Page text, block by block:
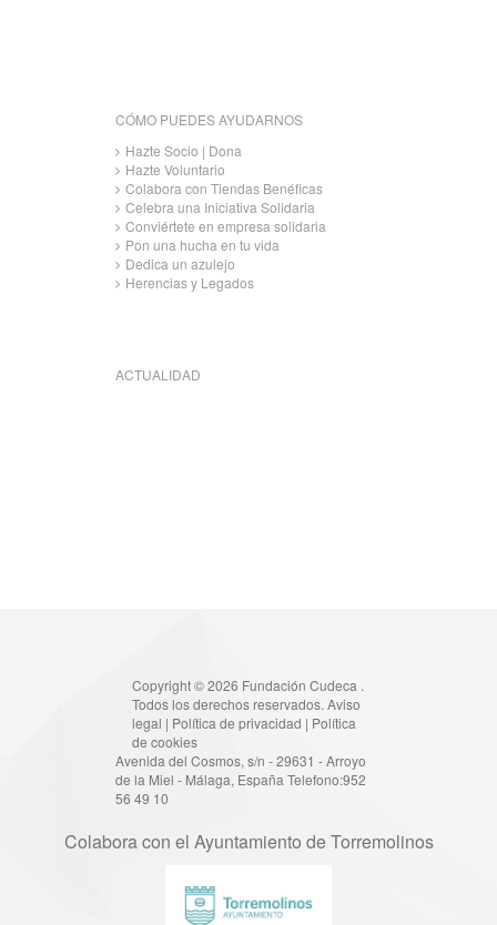
CÓMO PUEDES AYUDARNOS
Hazte Socio | Dona
Hazte Voluntario
Colabora con Tiendas Benéficas
Celebra una Iniciativa Solidaria
Conviértete en empresa solidaria
Pon una hucha en tu vida
Dedica un azulejo
Herencias y Legados
ACTUALIDAD
Copyright © 2026 Fundación Cudeca .
Todos los derechos reservados. Aviso
legal | Política de privacidad | Política
de cookies
Avenida del Cosmos, s/n - 29631 - Arroyo
de la Miel - Málaga, España Telefono:952
56 49 10
Colabora con el Ayuntamiento de Torremolinos